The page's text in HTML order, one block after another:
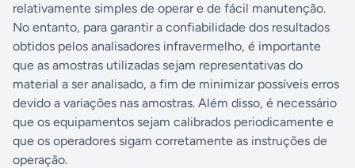
relativamente simples de operar e de fácil manutenção.
No entanto, para garantir a confiabilidade dos resultados
obtidos pelos analisadores infravermelho, é importante
que as amostras utilizadas sejam representativas do
material a ser analisado, a fim de minimizar possíveis erros
devido a variações nas amostras. Além disso, é necessário
que os equipamentos sejam calibrados periodicamente e
que os operadores sigam corretamente as instruções de
operação.